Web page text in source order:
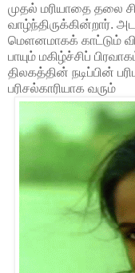
முதல் மரியாதை தலை
வாழ்ந்திருக்கின்றார்.
மெளனமாகக் காட்டும்
பாயும் மகிழ்ச்சிப்
திலகத்தின் நடிப்பின்
பரிசல்காரியாக வரும்